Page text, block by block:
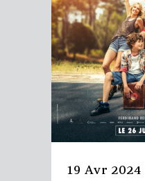
19 Avr 2024